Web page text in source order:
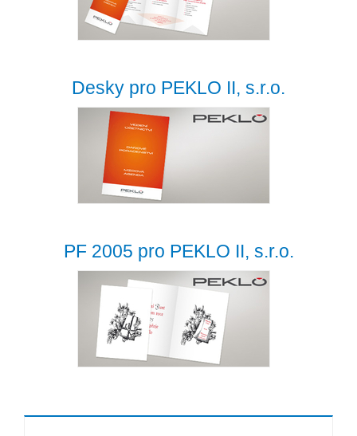
Desky pro PEKLO II, s.r.o.
PF 2005 pro PEKLO II, s.r.o.